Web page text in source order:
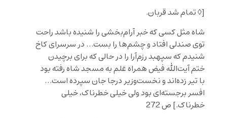
[◊ تمام شد قربان.
شاه مثل کسی که خبر آرام‌بخشی را شنیده باشد راحت
توی صندلی افتاد و چشم‌ها را بست… در سرسرای کاخ
شنیدم که سپهبد رزم‌آرا را در حالی که برای برچیدن
ختم آیت‌الله فیض همراه عَلم به مسجد شاه رفته بود
با تیر زده‌اند و نخست‌وزیر درجا جان سپرده است…
افسر برجسته‌ای بود ولی خیلی خطرناک، خیلی
خطرناک.] ص 272